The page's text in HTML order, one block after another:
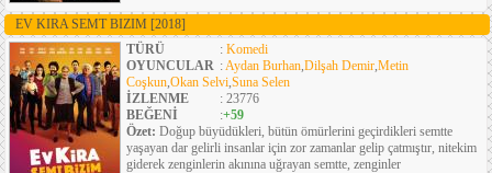
EV KIRA SEMT BIZIM [2018]
TÜRÜ
: Komedi
OYUNCULAR :Aydan Burhan,Dilşah Demir,Metin
Coşkun,Okan Selvi,Suna Selen
İZLENME
: 23776
BEĞENİ
:+59
Özet: Doğup büyüdükleri, bütün ömürlerini geçirdikleri semtte
yaşayan dar gelirli insanlar için zor zamanlar gelip çatmıştır, nitekim
giderek zenginlerin akınına uğrayan semtte, zenginler